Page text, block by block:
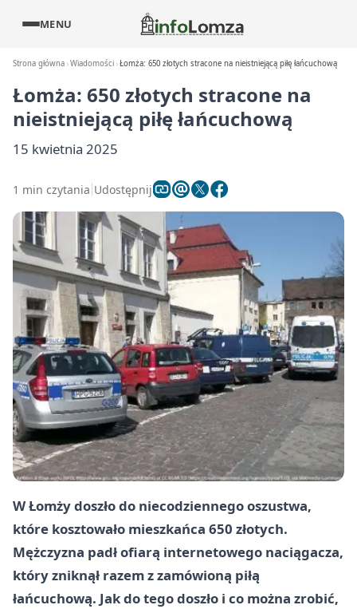
MENU
Strona główna Wiadomości Łomża: 650 złotych stracone na nieistniejącą piłę łańcuchową
Łomża: 650 złotych stracone na
nieistniejącą piłę łańcuchową
15 kwietnia 2025
1 min czytania Udostępnij
W Łomży doszło do niecodziennego oszustwa,
które kosztowało mieszkańca 650 złotych.
Mężczyzna padł ofiarą internetowego naciągacza,
który zniknął razem z zamówioną piłą
łańcuchową. Jak do tego doszło i co można zrobić,